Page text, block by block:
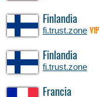
Finlandia
fi.trust.zone VIP
Finlandia
fi.trust.zone
Francia